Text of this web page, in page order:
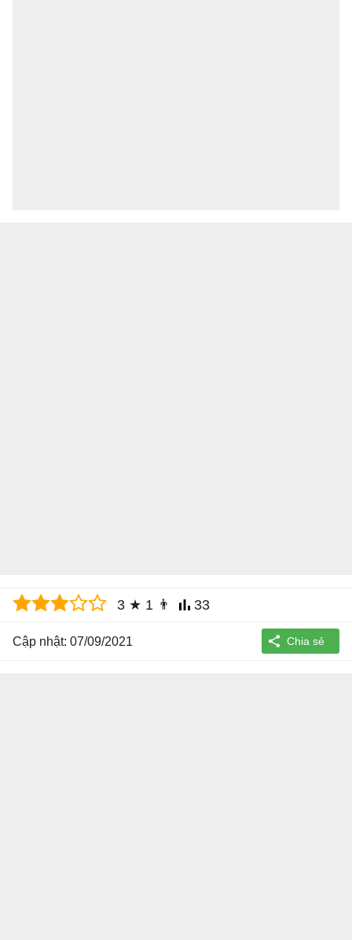
3 ★ 1 👨 33
Cập nhật: 07/09/2021